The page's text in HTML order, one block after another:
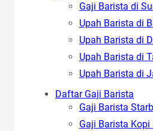
Gaji Barista di
Upah Barista di
Upah Barista di
Upah Barista di
Upah Barista di
Daftar Gaji Barista
Gaji Barista
Gaji Barista Kopi